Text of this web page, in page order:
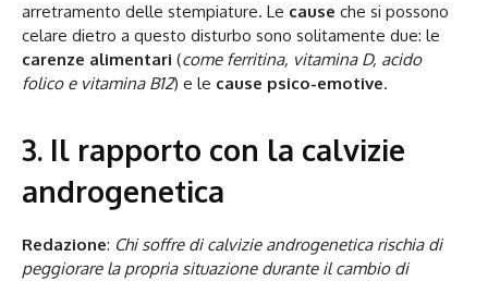
arretramento delle stempiature. Le cause che si possono
celare dietro a questo disturbo sono solitamente due: le
carenze alimentari (come ferritina, vitamina D, acido
folico e vitamina B12) e le cause psico-emotive.
3. Il rapporto con la calvizie
androgenetica
Redazione: Chi soffre di calvizie androgenetica rischia di
peggiorare la propria situazione durante il cambio di